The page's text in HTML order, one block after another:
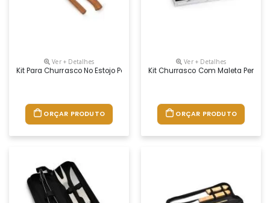
Ver + Detalhes
Kit Para Churrasco No Estojo Personalizado
ORÇAR PRODUTO
Ver + Detalhes
Kit Churrasco Com Maleta
ORÇAR PRODUTO